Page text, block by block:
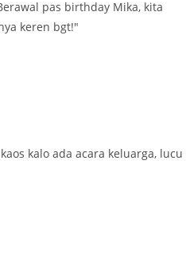
pas birthday Mika, kita
keren bgt!"
kalo ada acara keluarga, lucu